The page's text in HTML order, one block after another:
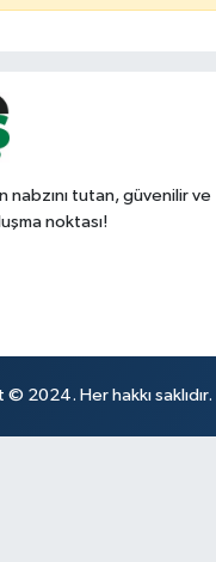
nabzını tutan, güvenilir ve
noktası!
2024. Her hakkı saklıdır.